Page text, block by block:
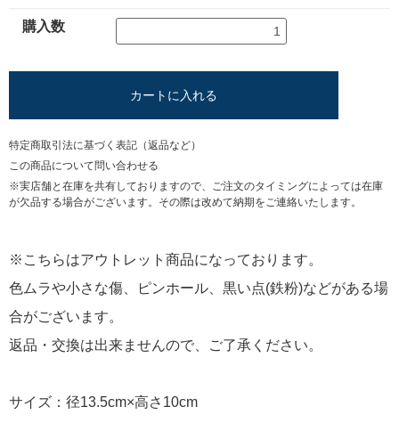
購入数
カートに入れる
特定商取引法に基づく表記（返品など）
この商品について問い合わせる
※実店舗と在庫を共有しておりますので、ご注文のタイミングによっては在庫
が欠品する場合がございます。その際は改めて納期をご連絡いたします。
※こちらはアウトレット商品になっております。
色ムラや小さな傷、ピンホール、黒い点(鉄粉)などがある場
合がございます。
返品・交換は出来ませんので、ご了承ください。
サイズ：径13.5cm×高さ10cm